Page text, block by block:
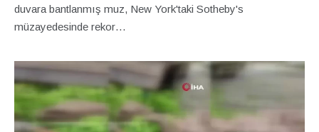
duvara bantlanmış muz, New York'taki Sotheby's
müzayedesinde rekor…